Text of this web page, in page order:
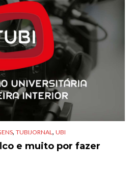
, TUBIJORNAL, UBI
e muito por fazer